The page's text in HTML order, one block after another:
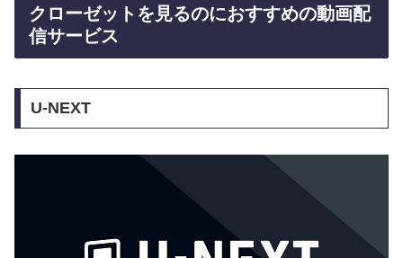
クローゼットを見るのにおすすめの動画配
信サービス
U-NEXT